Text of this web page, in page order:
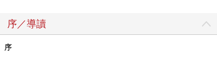
序／導讀
序